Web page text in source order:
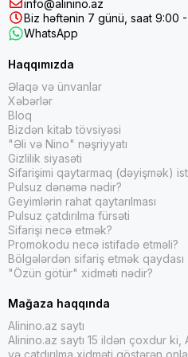
məhsuldur. Bakteriyaları və
edir.
olunur. Onlar maye və ya tablet
vasitələr və qabların əl ilə
Paltar yuyucu: Paltarların
olunur. Maye, toz və ya tablet
Təmizləyici parça və süngər:
çıxarmaq üçün istifadə olunur.
otağında və evin digər sahələrində
Tualet Təmizləyicisi: Tualetləri
üçün istifadə olunur. Onlar adətən
Şüşə Təmizləyici: Şüşə səthləri
Xalça şampunu: Xalçaları
istifadə olunur.
info@alinino.az
Biz həftənin 7 günü, saat 9:00
WhatsApp
Haqqımızda
Əlaqə və ünvanlar
Xəbərlər
Bloq
Bizdən kitab tövsiyəsi
"Əli və Nino" nəşriyyatı
Gizlilik siyasəti
Sifarişimi qaytarmaq (dəyişmək)
Pulsuz dənəmə nədir?
Geyimlərin rahat qaytarılması
Pulsuz çatdırılma fürsəti
Sifarişi necə etmək?
Promokodu necə istifadə etməli?
Bölgələrdən sifariş etmək qaydası
"Özün götür" xidməti nədir?
Mağaza haqqında
Alinino.az saytı
Alinino.az saytı 15 ildən çoxdur
və çatdırılma xidməti göstərən